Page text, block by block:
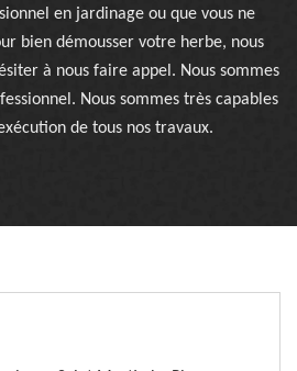
en jardinage ou que vous ne
bien démousser votre herbe, nous
à nous faire appel. Nous sommes
Nous sommes très capables
de tous nos travaux.